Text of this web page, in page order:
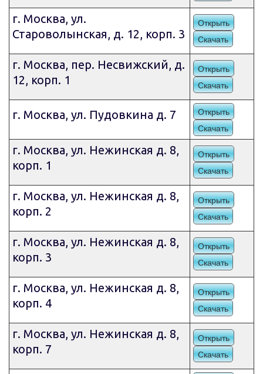
г. Москва, ул.
Староволынская, д. 12, корп. 3
Открыть
Скачать
г. Москва, пер. Несвижский, д.
12, корп. 1
Открыть
Скачать
г. Москва, ул. Пудовкина д. 7
Открыть
Скачать
г. Москва, ул. Нежинская д. 8,
корп. 1
Открыть
Скачать
г. Москва, ул. Нежинская д. 8,
корп. 2
Открыть
Скачать
г. Москва, ул. Нежинская д. 8,
корп. 3
Открыть
Скачать
г. Москва, ул. Нежинская д. 8,
корп. 4
Открыть
Скачать
г. Москва, ул. Нежинская д. 8,
корп. 7
Открыть
Скачать